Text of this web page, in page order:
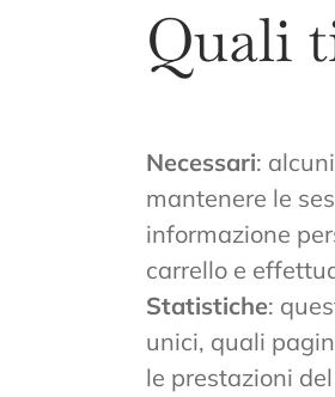
Quali
Necessari:
mantenere le
informazione
carrello e
Statistiche:
unici, quali
le prestazioni